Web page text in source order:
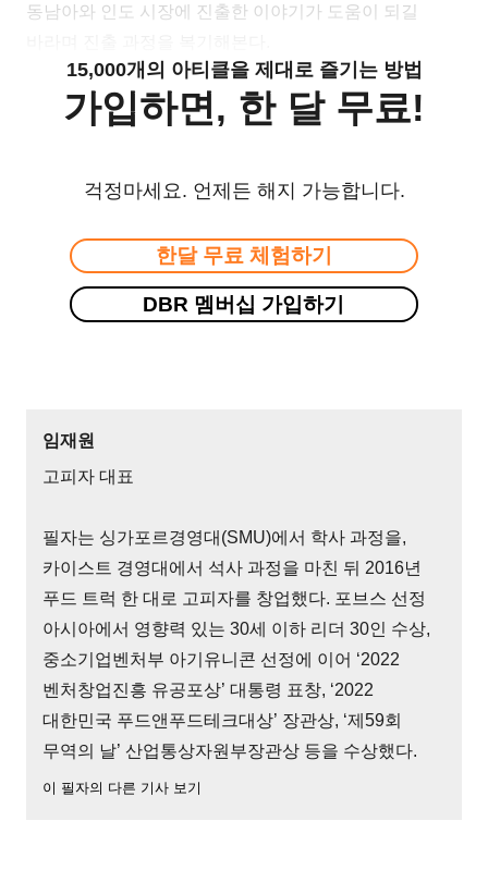
동남아와 인도 시장에 진출한 이야기가 도움이 되길
15,000개의 아티클을 제대로 즐기는 방법
가입하면, 한 달 무료!
걱정마세요. 언제든 해지 가능합니다.
한달 무료 체험하기
DBR 멤버십 가입하기
임재원
고피자 대표
필자는 싱가포르경영대(SMU)에서 학사 과정을,
카이스트 경영대에서 석사 과정을 마친 뒤 2016년
푸드 트럭 한 대로 고피자를 창업했다. 포브스 선정
아시아에서 영향력 있는 30세 이하 리더 30인 수상,
중소기업벤처부 아기유니콘 선정에 이어 ‘2022
벤처창업진흥 유공포상’ 대통령 표창, ‘2022
대한민국 푸드앤푸드테크대상’ 장관상, ‘제59회
무역의 날’ 산업통상자원부장관상 등을 수상했다.
이 필자의 다른 기사 보기